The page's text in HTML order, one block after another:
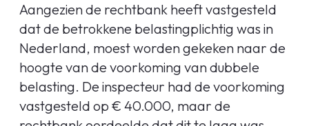
Aangezien de rechtbank heeft vastgesteld
dat de betrokkene belastingplichtig was in
Nederland, moest worden gekeken naar de
hoogte van de voorkoming van dubbele
belasting. De inspecteur had de voorkoming
vastgesteld op € 40.000, maar de